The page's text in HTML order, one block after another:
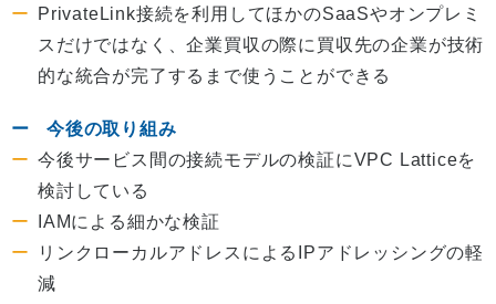
PrivateLink接続を利用してほかのSaaSやオンプレミ
スだけではなく、企業買収の際に買収先の企業が技術
的な統合が完了するまで使うことができる
今後の取り組み
今後サービス間の接続モデルの検証にVPC Latticeを
検討している
IAMによる細かな検証
リンクローカルアドレスによるIPアドレッシングの軽
減